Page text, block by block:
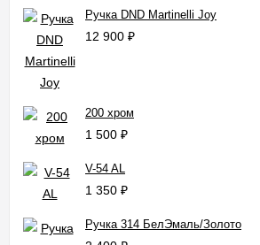
Ручка DND Martinelli Joy
12 900 ₽
200 хром
1 500 ₽
V-54 AL
1 350 ₽
Ручка 314 БелЭмаль/Золото